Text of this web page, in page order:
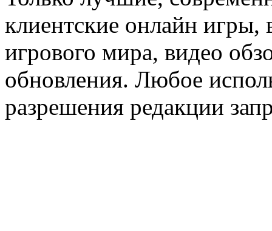
клиентские онлайн игры,
игрового мира, видео
обновления. Любое
разрешения редакции